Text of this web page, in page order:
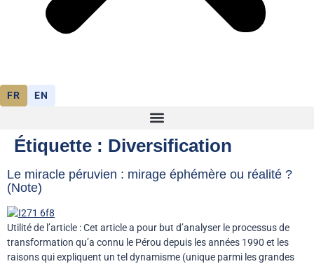
FR EN
Étiquette : Diversification
Le miracle péruvien : mirage éphémère ou réalité ?
(Note)
Utilité de l’article : Cet article a pour but d’analyser le processus de
transformation qu’a connu le Pérou depuis les années 1990 et les
raisons qui expliquent un tel dynamisme (unique parmi les grandes